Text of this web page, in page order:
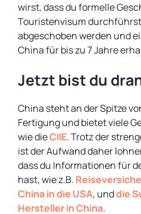
wirst, dass du formelle
Touristenvisum
abgeschoben werden und
China für bis zu 7 Jahre
Jetzt bist du
China steht an der Spitze
Fertigung und bietet viele
wie dieCIIE. Trotz der
ist der Aufwand daher
dass du Informationen für
hast, wie z.B.
China in die USA, unddie
Hersteller in China.